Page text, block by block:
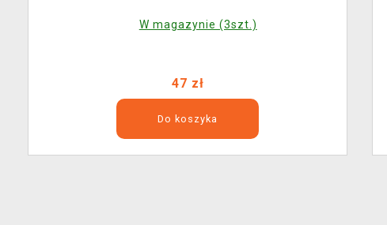
W magazynie (3szt.)
47 zł
Do koszyka